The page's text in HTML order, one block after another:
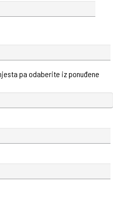
pa odaberite iz ponuđene